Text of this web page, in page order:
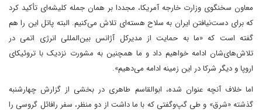
معاون سخنگوی وزارت خارجه آمریکا، مجددا بر همان جمله کلیشه‌ای تأکید کرد
که برای دست‌نیافتن ایران به سلاح هسته‌ای تلاش می‌کنیم. البته پاتل این را هم
گفته است که «ما به حمایت از مدیرکل آژانس بین‌المللی انرژی اتمی در
تلاش‌های‌شان ادامه خواهیم داد و ما همچنین به مشورت نزدیک با تروئیکای
اروپا و دیگر شرکا در این زمینه ادامه می‌دهیم».
اما خلاف آنچه عنوان شده، ابوالقاسم طاهری در بخشی از گزارش چهارشنبه
گذشته «شرق» و طی گپ‌وگفتی که با ما داشت از دو منظر، سفر رافائل گروسی را